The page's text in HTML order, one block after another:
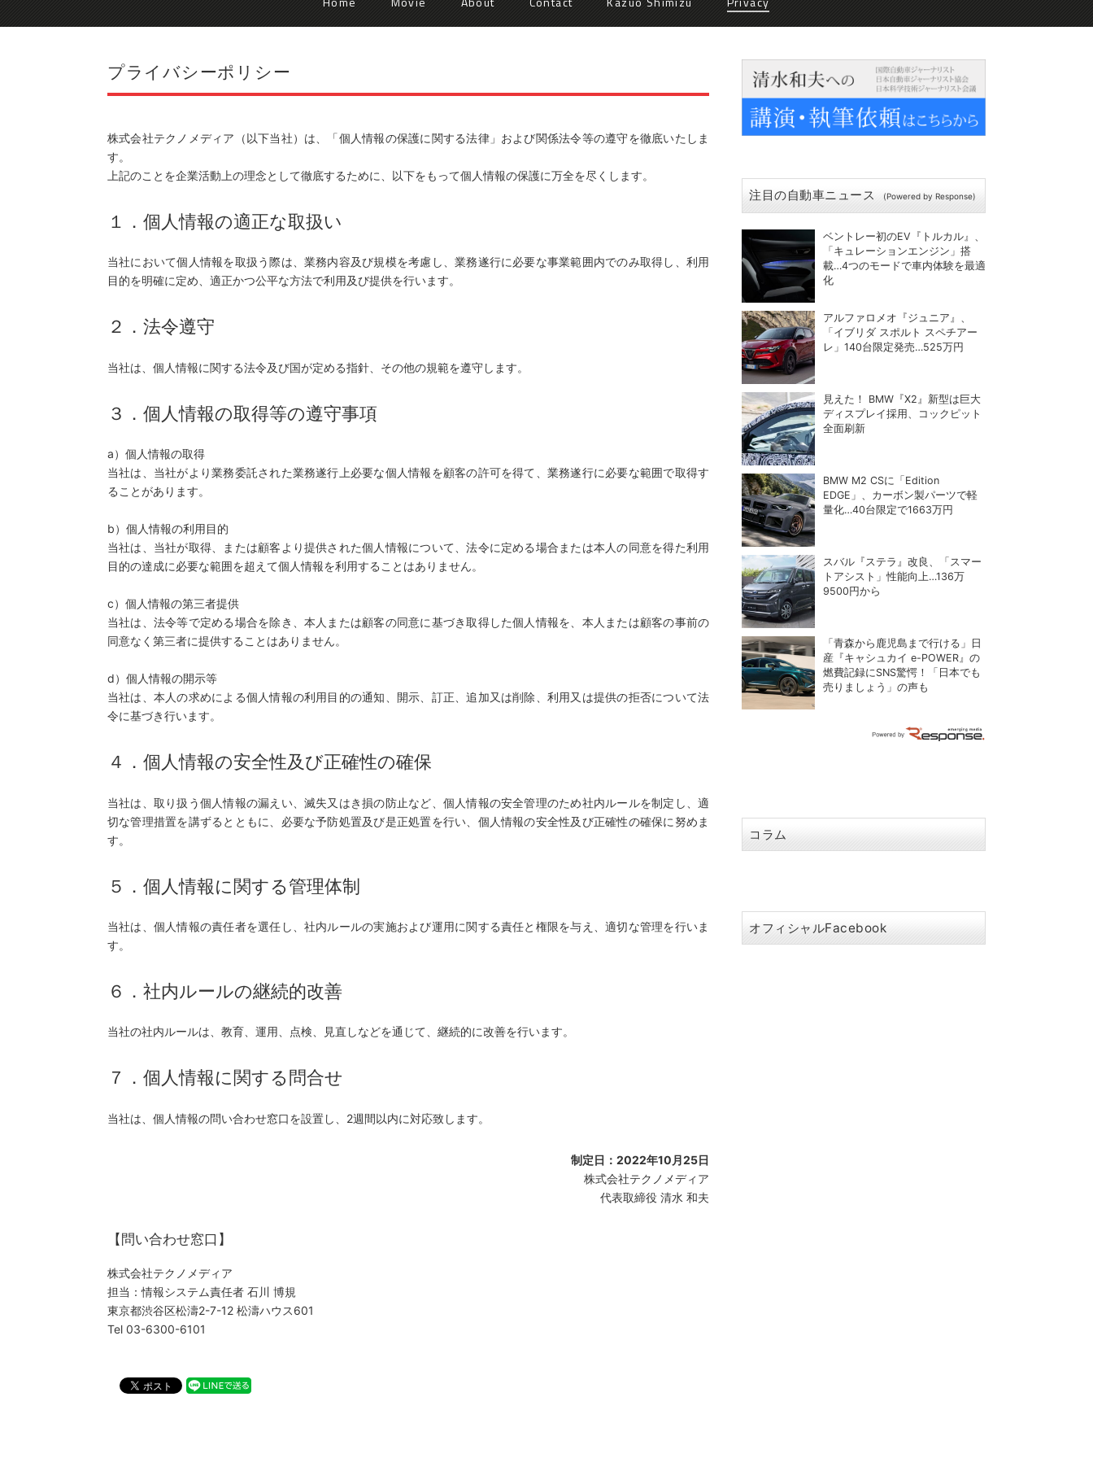
プライバシーポリシー
株式会社テクノメディア（以下当社）は、「個人情報の保護に関する法律」および関係法令等の遵守を徹底いたしま
す。
上記のことを企業活動上の理念として徹底するために、以下をもって個人情報の保護に万全を尽くします。
１．個人情報の適正な取扱い
当社において個人情報を取扱う際は、業務内容及び規模を考慮し、業務遂行に必要な事業範囲内でのみ取得し、利用
目的を明確に定め、適正かつ公平な方法で利用及び提供を行います。
２．法令遵守
当社は、個人情報に関する法令及び国が定める指針、その他の規範を遵守します。
３．個人情報の取得等の遵守事項
a）個人情報の取得
当社は、当社がより業務委託された業務遂行上必要な個人情報を顧客の許可を得て、業務遂行に必要な範囲で取得す
ることがあります。
b）個人情報の利用目的
当社は、当社が取得、または顧客より提供された個人情報について、法令に定める場合または本人の同意を得た利用
目的の達成に必要な範囲を超えて個人情報を利用することはありません。
c）個人情報の第三者提供
当社は、法令等で定める場合を除き、本人または顧客の同意に基づき取得した個人情報を、本人または顧客の事前の
同意なく第三者に提供することはありません。
d）個人情報の開示等
当社は、本人の求めによる個人情報の利用目的の通知、開示、訂正、追加又は削除、利用又は提供の拒否について法
令に基づき行います。
４．個人情報の安全性及び正確性の確保
当社は、取り扱う個人情報の漏えい、滅失又はき損の防止など、個人情報の安全管理のため社内ルールを制定し、適
切な管理措置を講ずるとともに、必要な予防処置及び是正処置を行い、個人情報の安全性及び正確性の確保に努めま
す。
５．個人情報に関する管理体制
当社は、個人情報の責任者を選任し、社内ルールの実施および運用に関する責任と権限を与え、適切な管理を行いま
す。
６．社内ルールの継続的改善
当社の社内ルールは、教育、運用、点検、見直しなどを通じて、継続的に改善を行います。
７．個人情報に関する問合せ
当社は、個人情報の問い合わせ窓口を設置し、2週間以内に対応致します。
制定日：2022年10月25日
株式会社テクノメディア
代表取締役 清水 和夫
【問い合わせ窓口】
株式会社テクノメディア
担当：情報システム責任者 石川 博規
東京都渋谷区松濤2-7-12 松濤ハウス601
Tel 03-6300-6101
注目の自動車ニュース (Powered by Response)
ベントレー初のEV『トルカル』、
「キュレーションエンジン」搭
載…4つのモードで車内体験を最適
化
アルファロメオ『ジュニア』、
「イブリダ スポルト スペチアー
レ」140台限定発売…525万円
見えた！ BMW『X2』新型は巨大
ディスプレイ採用、コックピット
全面刷新
BMW M2 CSに「Edition
EDGE」、カーボン製パーツで軽
量化…40台限定で1663万円
スバル『ステラ』改良、「スマー
トアシスト」性能向上…136万
9500円から
「青森から鹿児島まで行ける」日
産『キャシュカイ e-POWER』の
燃費記録にSNS驚愕！「日本でも
売りましょう」の声も
コラム
オフィシャルFacebook